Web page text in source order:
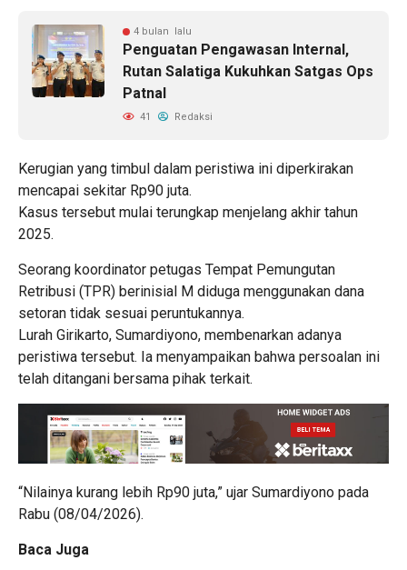
4 bulan lalu
Penguatan Pengawasan Internal,
Rutan Salatiga Kukuhkan Satgas Ops
Patnal
41 Redaksi
Kerugian yang timbul dalam peristiwa ini diperkirakan
mencapai sekitar Rp90 juta.
Kasus tersebut mulai terungkap menjelang akhir tahun
2025.
Seorang koordinator petugas Tempat Pemungutan
Retribusi (TPR) berinisial M diduga menggunakan dana
setoran tidak sesuai peruntukannya.
Lurah Girikarto, Sumardiyono, membenarkan adanya
peristiwa tersebut. Ia menyampaikan bahwa persoalan ini
telah ditangani bersama pihak terkait.
“Nilainya kurang lebih Rp90 juta,” ujar Sumardiyono pada
Rabu (08/04/2026).
Baca Juga